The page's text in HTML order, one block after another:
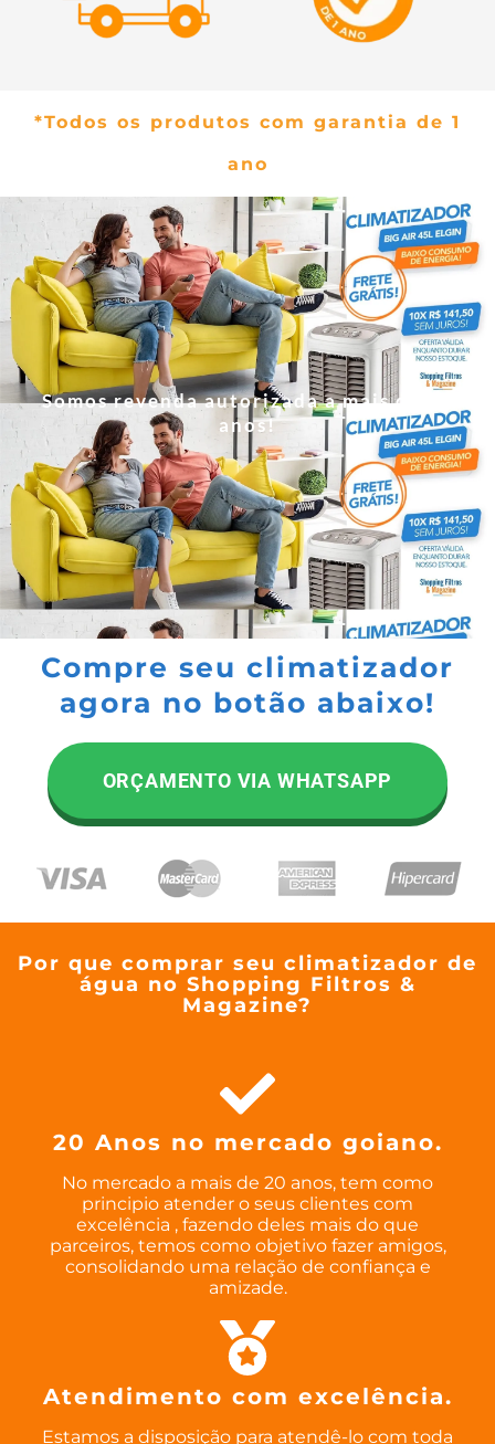
*Todos os produtos com garantia de 1
ano
Somos revenda autorizada a mais de 20
anos!
Compre seu climatizador
agora no botão abaixo!
ORÇAMENTO VIA WHATSAPP
Por que comprar seu climatizador de
água no Shopping Filtros &
Magazine?
20 Anos no mercado goiano.
No mercado a mais de 20 anos, tem como
principio atender o seus clientes com
excelência , fazendo deles mais do que
parceiros, temos como objetivo fazer amigos,
consolidando uma relação de confiança e
amizade.
Atendimento com excelência.
Estamos a disposição para atendê-lo com toda